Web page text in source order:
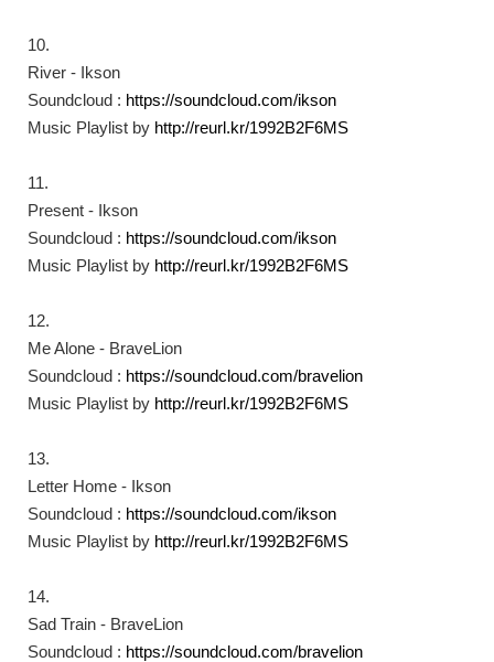
10.
River - Ikson
Soundcloud : https://soundcloud.com/ikson​
Music Playlist by http://reurl.kr/1992B2F6MS​
11.
Present - Ikson
Soundcloud : https://soundcloud.com/ikson​
Music Playlist by http://reurl.kr/1992B2F6MS​
12.
Me Alone - BraveLion
Soundcloud : https://soundcloud.com/bravelion​
Music Playlist by http://reurl.kr/1992B2F6MS​
13.
Letter Home - Ikson
Soundcloud : https://soundcloud.com/ikson​
Music Playlist by http://reurl.kr/1992B2F6MS​
14.
Sad Train - BraveLion
Soundcloud : https://soundcloud.com/bravelion​